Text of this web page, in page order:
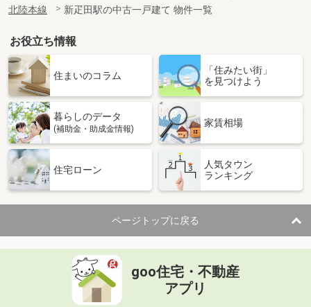
北陸本線
新疋田駅の中古一戸建て 物件一覧
お役立ち情報
住まいのコラム
「住みたい街」
を見つけよう
暮らしのデータ
(補助金・助成金情報)
家賃相場
住宅ローン
人気タウン
ランキング
ページトップに戻る
goo住宅・不動産
アプリ